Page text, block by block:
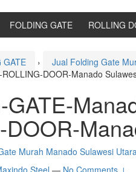
FOLDING GATE ROLLING
GATE › Jual Folding Gate
DOOR-Manado
GATE-
DOOR-
Murah Manado Sulawesi